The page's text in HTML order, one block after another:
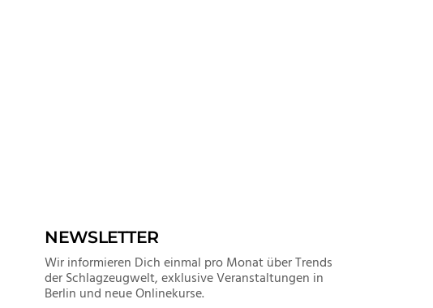
NEWSLETTER
Wir informieren Dich einmal pro Monat über Trends
der Schlagzeugwelt, exklusive Veranstaltungen in
Berlin und neue Onlinekurse.